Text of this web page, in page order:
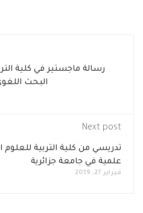
رسالة ماجستير في كلية التربية
البحث اللغوي
Next post
تدريسي من كلية التربية للعلوم
علمية في جامعة جزائرية
فبراير 27, 2019